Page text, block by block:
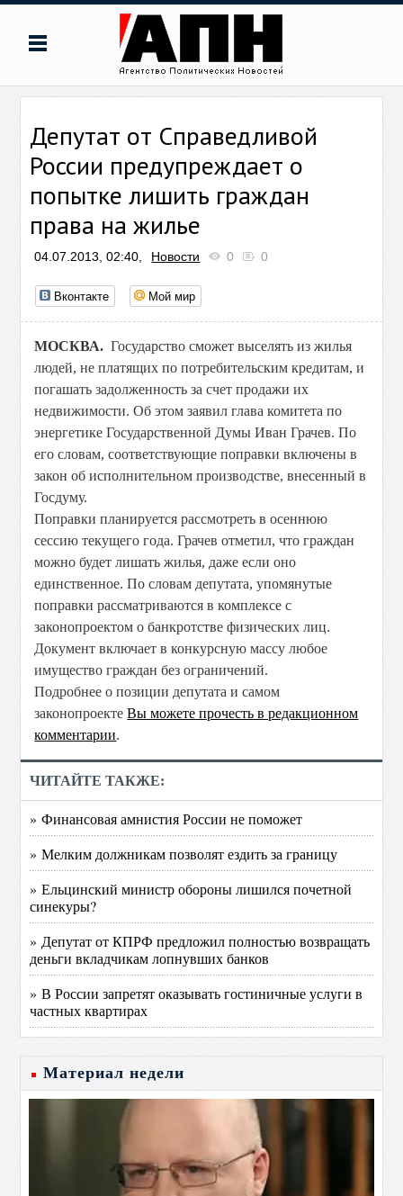
Депутат от Справедливой
России предупреждает о
попытке лишить граждан
права на жилье
04.07.2013, 02:40, Новости 0 0
Вконтакте Мой мир
МОСКВА.Государство сможет выселять из жилья
людей, не платящих по потребительским кредитам, и
погашать задолженность за счет продажи их
недвижимости. Об этом заявил глава комитета по
энергетике Государственной Думы Иван Грачев. По
его словам, соответствующие поправки включены в
закон об исполнительном производстве, внесенный в
Госдуму.
Поправки планируется рассмотреть в осеннюю
сессию текущего года. Грачев отметил, что граждан
можно будет лишать жилья, даже если оно
единственное. По словам депутата, упомянутые
поправки рассматриваются в комплексе с
законопроектом о банкротстве физических лиц.
Документ включает в конкурсную массу любое
имущество граждан без ограничений.
Подробнее о позиции депутата и самом
законопроектеВы можете прочесть в редакционном
комментарии.
ЧИТАЙТЕ ТАКЖЕ:
» Финансовая амнистия России не поможет
» Мелким должникам позволят ездить за границу
» Ельцинский министр обороны лишился почетной
синекуры?
» Депутат от КПРФ предложил полностью возвращать
деньги вкладчикам лопнувших банков
» В России запретят оказывать гостиничные услуги в
частных квартирах
Материал недели